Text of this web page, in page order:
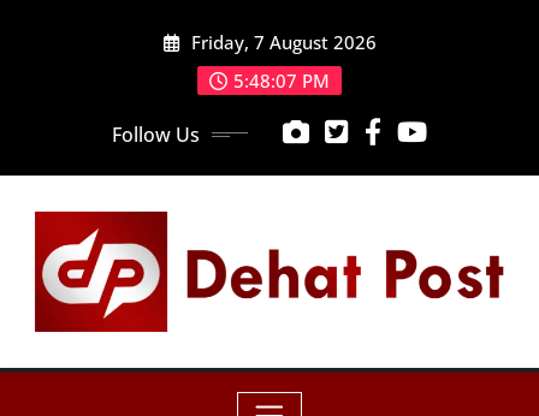
Friday, 7 August 2026
5:48:09 PM
Follow Us